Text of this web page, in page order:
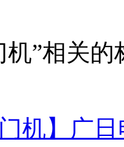
机”相关的
机】广